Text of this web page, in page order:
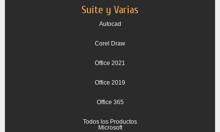
Suite y Varias
Autocad
Corel Draw
Office 2021
Office 2019
Office 365
Todos los Productos
Microsoft